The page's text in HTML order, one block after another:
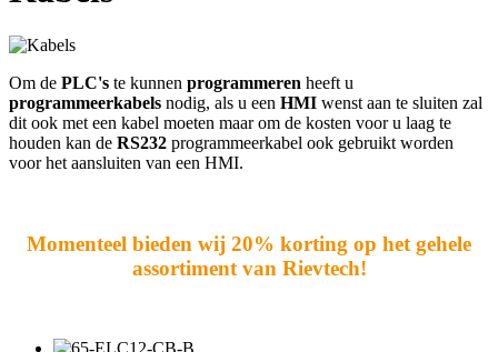
Om de PLC's te kunnen programmeren heeft u
programmeerkabels nodig, als u een HMI wenst aan te sluiten zal
dit ook met een kabel moeten maar om de kosten voor u laag te
houden kan de RS232 programmeerkabel ook gebruikt worden
voor het aansluiten van een HMI.
Momenteel bieden wij 20% korting op het gehele
assortiment van Rievtech!